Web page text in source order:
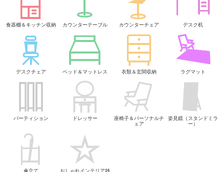
食器棚＆キッチン収納 カウンターテーブル カウンターチェア デスク机
デスクチェア ベッド＆マットレス 衣類＆玄関収納 ラグマット
パーティション ドレッサー
座椅子＆パーソナルチ
ェア
姿見鏡（スタンドミラ
ー）
傘立て
おしゃれインテリア雑